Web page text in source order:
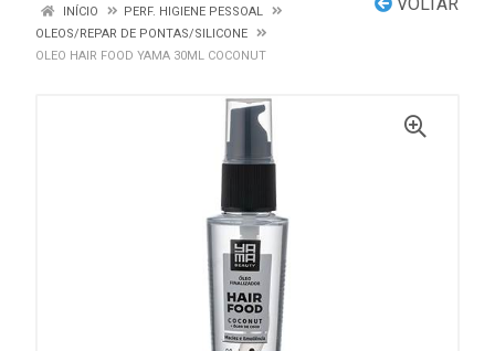
INÍCIO
PERF. HIGIENE PESSOAL
OLEOS/REPAR DE PONTAS/SILICONE
OLEO HAIR FOOD YAMA 30ML COCONUT